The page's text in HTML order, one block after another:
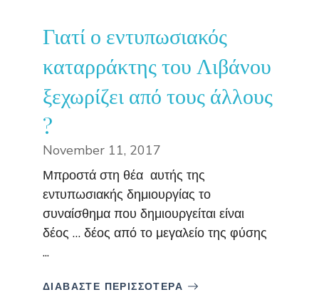
Γιατί ο εντυπωσιακός
καταρράκτης του Λιβάνου
ξεχωρίζει από τους άλλους
?
November 11, 2017
Μπροστά στη θέα αυτής της
εντυπωσιακής δημιουργίας το
συναίσθημα που δημιουργείται είναι
δέος … δέος από το μεγαλείο της φύσης
...
ΔΙΑΒΑΣΤΕ ΠΕΡΙΣΣΟΤΕΡΑ